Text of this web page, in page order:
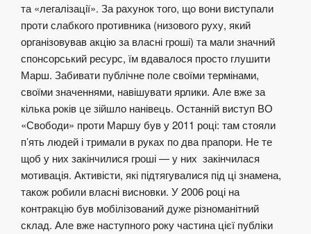
та «легалізації». За рахунок того, що вони виступали
проти слабкого противника (низового руху, який
організовував акцію за власні гроші) та мали значний
спонсорський ресурс, їм вдавалося просто глушити
Марш. Забивати публічне поле своїми термінами,
своїми значеннями, навішувати ярлики. Але вже за
кілька років це зійшло нанівець. Останній виступ ВО
«Свободи» проти Маршу був у 2011 році: там стояли
п’ять людей і тримали в руках по два прапори. Не те
щоб у них закінчилися гроші — у них закінчилася
мотивація. Активісти, які підтягувалися під ці знамена,
також робили власні висновки. У 2006 році на
контракцію був мобілізований дуже різноманітний
склад. Але вже наступного року частина цієї публіки